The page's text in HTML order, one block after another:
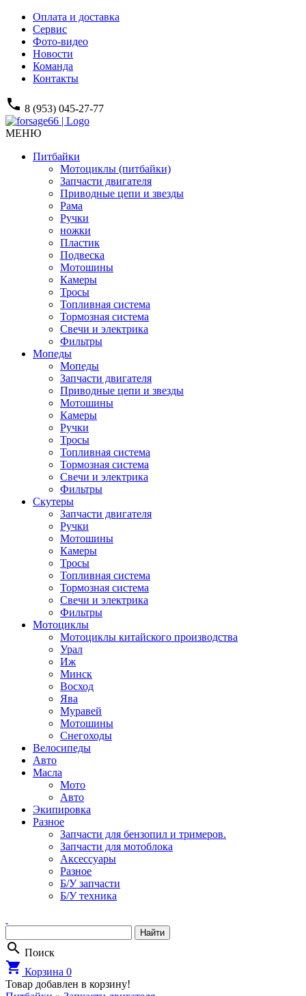
Оплата и доставка
Сервис
Фото-видео
Новости
Команда
Контакты
phone 8 (953) 045-27-77
МЕНЮ
Питбайки
Мотоциклы (питбайки)
Запчасти двигателя
Приводные цепи и звезды
Рама
Ручки
ножки
Пластик
Подвеска
Мотошины
Камеры
Тросы
Топливная система
Тормозная система
Свечи и электрика
Фильтры
Мопеды
Мопеды
Запчасти двигателя
Приводные цепи и звезды
Мотошины
Камеры
Ручки
Тросы
Топливная система
Тормозная система
Свечи и электрика
Фильтры
Cкутеры
Запчасти двигателя
Ручки
Мотошины
Камеры
Тросы
Топливная система
Тормозная система
Свечи и электрика
Фильтры
Мотоциклы
Мотоциклы китайского производства
Урал
Иж
Минск
Восход
Ява
Муравей
Мотошины
Снегоходы
Велосипеды
Авто
Масла
Мото
Авто
Экипировка
Разное
Запчасти для бензопил и тримеров.
Запчасти для мотоблока
Аксессуары
Разное
Б/У запчасти
Б/У техника
search Поиск
shopping_cart Корзина 0
Товар добавлен в корзину!